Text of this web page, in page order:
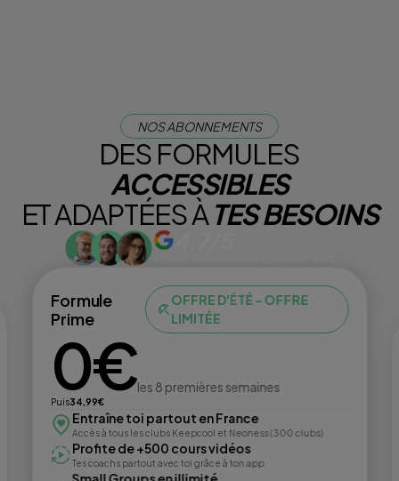
NOS ABONNEMENTS
DES FORMULES
ACCESSIBLES
ET ADAPTÉES ÀTES BESOINS
Formule
Prime
OFFRE D'ÉTÉ - OFFRE
LIMITÉE
0€les 8 premières semaines
Puis34,99€
Entraîne toi partout en France
Accès à tous les clubs Keepcool et Neoness (300 clubs)
Profite de +500 cours vidéos
Tes coachs partout avec toi grâce à ton app